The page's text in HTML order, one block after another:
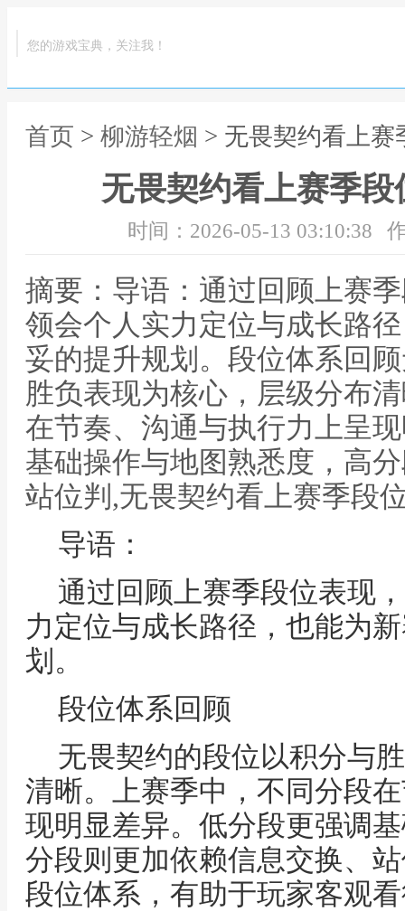
您的游戏宝典，关注我！
首页 > 柳游轻烟 > 无畏契约看上
无畏契约看上赛季
时间：2026-05-13 03:10:38
摘要：导语：通过回顾上赛
领会个人实力定位与成长路
妥的提升规划。段位体系回
胜负表现为核心，层级分布
在节奏、沟通与执行力上呈
基础操作与地图熟悉度，高
站位判,无畏契约看上赛季段
导语：
通过回顾上赛季段位表现
力定位与成长路径，也能为
划。
段位体系回顾
无畏契约的段位以积分与
清晰。上赛季中，不同分段
现明显差异。低分段更强调
分段则更加依赖信息交换、
段位体系，有助于玩家客观